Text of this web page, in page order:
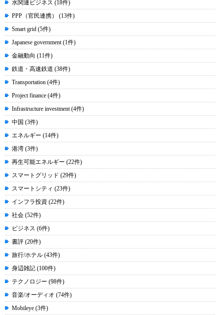
水関連ビジネス (18件)
PPP（官民連携） (13件)
Smart grid (5件)
Japanese government (1件)
金融動向 (11件)
鉄道・高速鉄道 (38件)
Transportation (4件)
Project finance (4件)
Infrastructure investment (4件)
中国 (3件)
エネルギー (14件)
港湾 (3件)
再生可能エネルギー (22件)
スマートグリッド (29件)
スマートシティ (23件)
インフラ投資 (22件)
社会 (52件)
ビジネス (6件)
書評 (20件)
旅行/ホテル (43件)
身辺雑記 (100件)
テクノロジー (98件)
音楽/オーディオ (74件)
Mobileye (3件)